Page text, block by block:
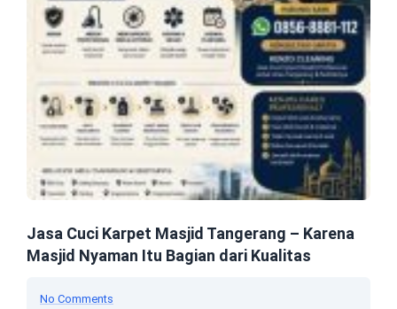
Jasa Cuci Karpet Masjid Tangerang – Karena
Masjid Nyaman Itu Bagian dari Kualitas
No Comments